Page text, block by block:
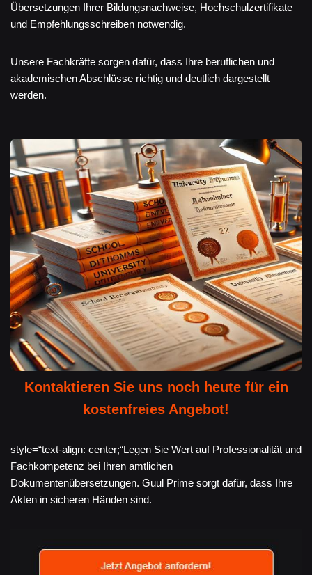
Übersetzungen Ihrer Bildungsnachweise, Hochschulzertifikate
und Empfehlungsschreiben notwendig.
Unsere Fachkräfte sorgen dafür, dass Ihre beruflichen und
akademischen Abschlüsse richtig und deutlich dargestellt
werden.
Kontaktieren Sie uns noch heute für ein
kostenfreies Angebot!
style=“text-align: center;“Legen Sie Wert auf Professionalität und
Fachkompetenz bei Ihren amtlichen
Dokumentenübersetzungen. Guul Prime sorgt dafür, dass Ihre
Akten in sicheren Händen sind.